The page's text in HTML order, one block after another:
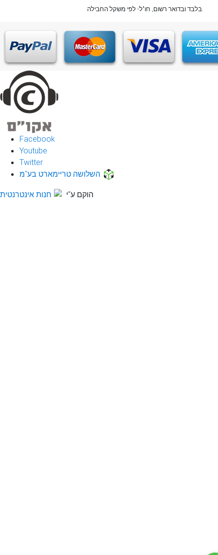
בלבדובדואר רשום , חו"ל- לפי משקל החבילה.
Facebook
Youtube
Twitter
השלושה טריימארט בע"מ
הוקם ע"י חנות אינטרנטית